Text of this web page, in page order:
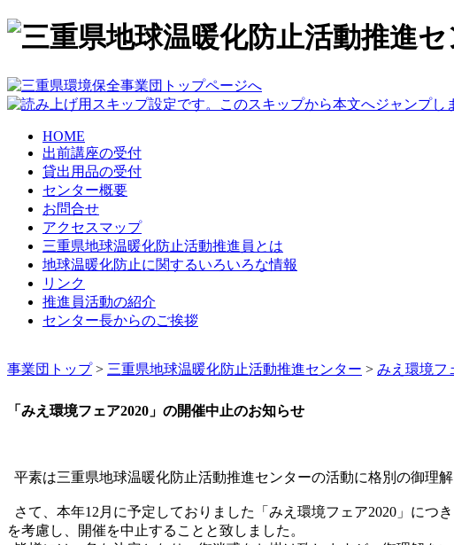
HOME
出前講座の受付
貸出用品の受付
センター概要
お問合せ
アクセスマップ
三重県地球温暖化防止活動推進員とは
地球温暖化防止に関するいろいろな情報
リンク
推進員活動の紹介
センター長からのご挨拶
事業団トップ > 三重県地球温暖化防止活動推進センター > みえ環境フ
「みえ環境フェア2020」の開催中止のお知らせ
平素は三重県地球温暖化防止活動推進センターの活動に格別の御理
さて、本年12月に予定しておりました「みえ環境フェア2020」に
を考慮し、開催を中止することと致しました。